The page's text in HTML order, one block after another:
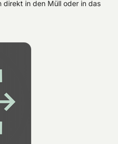
direkt in den Müll oder in das